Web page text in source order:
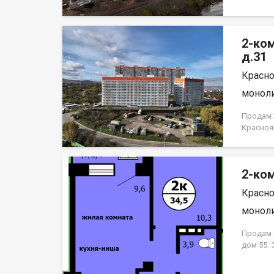
2-
д.31
Продам
2-
Продам
дом 55.